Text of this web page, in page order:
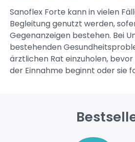
Sanoflex Forte kann in vielen
Begleitung genutzt werden,
Gegenanzeigen bestehen. Bei
bestehenden
ärztlichen Rat einzuholen,
der Einnahme beginnt oder sie